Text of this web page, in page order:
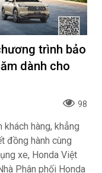
trình bảo
dành cho
98
hàng, khẳng
đồng hành cùng
xe, Honda Việt
Phân phối Honda